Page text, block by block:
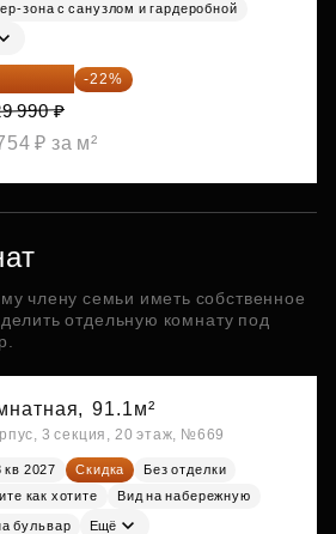
зона с санузлом и гардеробной
392 ₽ -22%
990 ₽
₽ за м²
члену семьи иметь собственное
отдельную комнату под
91.1м²
3 секция, 20 этаж, №669
кв 2027 Скидка
Без отделки
как хотите
Вид на набережную
бульвар Ещё